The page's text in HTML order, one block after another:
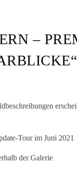
–
Tour im Juni 2021
der Galerie